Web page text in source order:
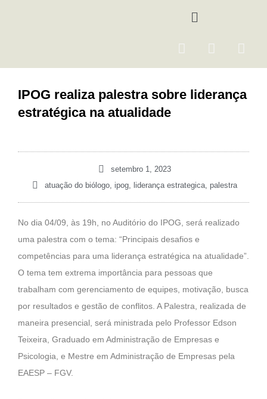
Menu
F
e
b
I
t
a
m
Y
t
u
IPOG realiza palestra sobre liderança
estratégica na atualidade
setembro 1, 2023
atuação do biólogo, ipog, liderança estrategica, palestra
No dia 04/09, às 19h, no Auditório do IPOG, será realizado
uma palestra com o tema: “Principais desafios e
competências para uma liderança estratégica na atualidade”.
O tema tem extrema importância para pessoas que
trabalham com gerenciamento de equipes, motivação, busca
por resultados e gestão de conflitos. A Palestra, realizada de
maneira presencial, será ministrada pelo Professor Edson
Teixeira, Graduado em Administração de Empresas e
Psicologia, e Mestre em Administração de Empresas pela
EAESP – FGV.